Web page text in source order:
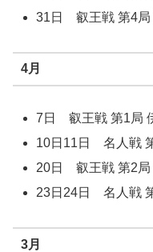
31日 叡王戦 第4局
4月
7日 叡王戦 第1局
10日11日 名人戦
20日 叡王戦 第2局
23日24日 名人戦
3月